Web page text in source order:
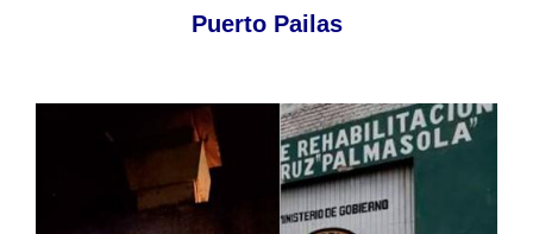
Puerto Pailas